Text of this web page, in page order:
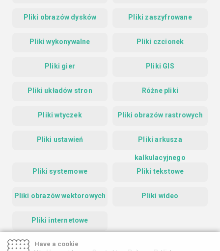
Pliki obrazów dysków Pliki zaszyfrowane
Pliki wykonywalne Pliki czcionek
Pliki gier Pliki GIS
Pliki układów stron Różne pliki
Pliki wtyczek Pliki obrazów rastrowych
Pliki ustawień Pliki arkusza
kalkulacyjnego
Pliki systemowe
Pliki tekstowe
Pliki obrazów wektorowych Pliki wideo
Pliki internetowe
Have a cookie